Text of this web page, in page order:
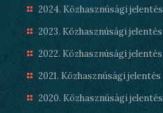
2024. Közhasznúsági jelentés
2023. Közhasznúsági jelentés
2022. Közhasznúsági jelentés
2021. Közhasznúsági jelentés
2020. Közhasznúsági jelentés